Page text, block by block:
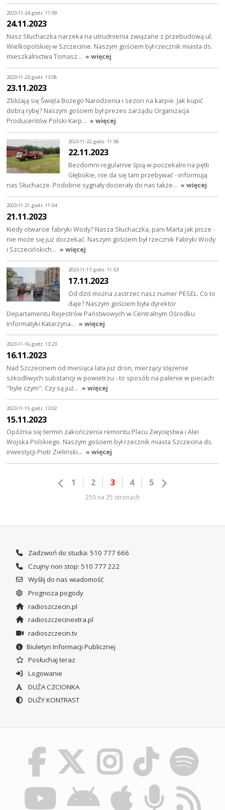
2023-11-24, godz. 11:09
24.11.2023
Nasz Słuchaczka narzeka na utrudnienia związane z przebudową ul.
Wielkopolskiej w Szczecinie. Naszym gościem był rzecznik miasta ds.
mieszkalnictwa Tomasz… » więcej
2023-11-23, godz. 13:08
23.11.2023
Zbliżają się Święta Bożego Narodzenia i sezon na karpie. Jak kupić
dobrą rybę? Naszym gościem był prezes zarządu Organizacja
Producentów Polski Karp… » więcej
2023-11-22, godz. 11:58
22.11.2023
Bezdomni regularnie śpią w poczekalni na pętli
Głębokie, nie da się tam przebywać - informują
nas Słuchacze. Podobne sygnały docierały do nas także… » więcej
2023-11-21, godz. 11:04
21.11.2023
Kiedy otwarcie fabryki Wody? Nasza Słuchaczka, pani Marta jak pisze -
nie może się już doczekać. Naszym gościem był rzecznik Fabryki Wody
i Szczecińskich… » więcej
2023-11-17, godz. 11:53
17.11.2023
Od dziś można zastrzec nasz numer PESEL. Co to
daje? Naszym gościem była dyrektor
Departamentu Rejestrów Państwowych w Centralnym Ośrodku
Informatyki Katarzyna… » więcej
2023-11-16, godz. 13:23
16.11.2023
Nad Szczecinem od miesiąca lata już dron, mierzący stężenie
szkodliwych substancji w powietrzu - to sposób na palenie w piecach
"byle czym". Czy są już… » więcej
2023-11-15, godz. 13:02
15.11.2023
Opóźnia się termin zakończenia remontu Placu Zwycięstwa i Alei
Wojska Polskiego. Naszym gościem był rzecznik miasta Szczecina ds.
inwestycji Piotr Zieliński… » więcej
1 2 3 4 5
250 na 25 stronach
Zadzwoń do studia: 510 777 666
Czujny non stop: 510 777 222
Wyślij do nas wiadomość
Prognoza pogody
radioszczecin.pl
radioszczecinextra.pl
radioszczecin.tv
Biuletyn Informacji Publicznej
Posłuchaj teraz
Logowanie
DUŻA CZCIONKA
DUŻY KONTRAST